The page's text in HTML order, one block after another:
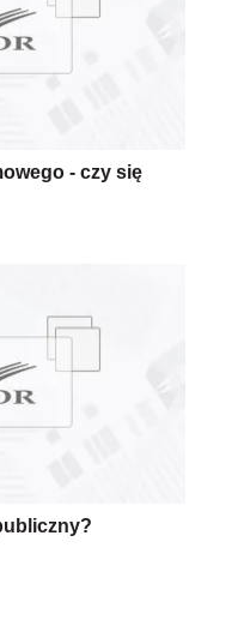
- czy się